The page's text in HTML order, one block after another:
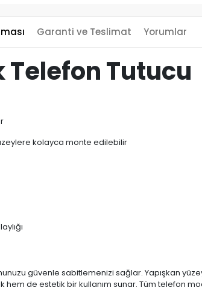
Garanti ve Teslimat Yorumlar
Telefon Tutucu
kolayca monte edilebilir
güvenle sabitlemenizi sağlar. Yapışkan
de estetik bir kullanım sunar. Tüm telefon